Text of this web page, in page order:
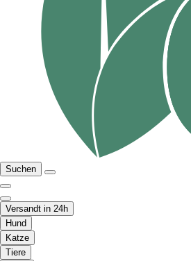
Suchen
Versandt in 24h
Hund
Katze
Tiere